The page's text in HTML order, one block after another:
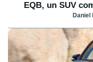
EQB, un SUV
Daniel